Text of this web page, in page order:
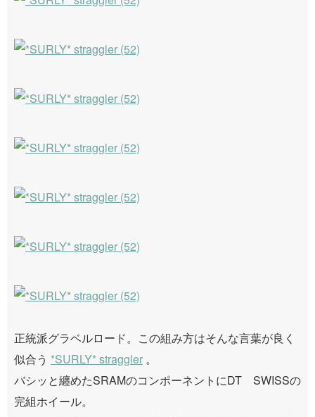
正統派グラベルロード。この組み方はそんな言葉が良く
似合う *SURLY* straggler 。
バシッと纏めたSRAMのコンポーネントにDT SWISSの
完組ホイール。